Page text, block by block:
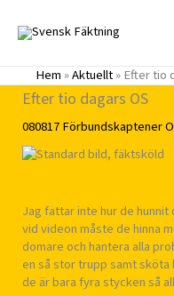
innehåll
Hem»Aktuellt»Efter tio
Efter tio dagars OS
080817Förbundskaptener
Jag fattar inte hur de
vid videon måste de hinna
domare och hantera alla
en så stor trupp samt sköta
de är bara fyra stycken så